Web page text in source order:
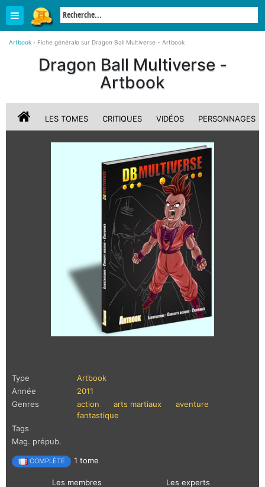
Artbook › Fiche générale sur Dragon Ball Multiverse - Artbook
Dragon Ball Multiverse -
Artbook
LES TOMES CRITIQUES VIDÉOS PERSONNAGES
Type
Artbook
Année
2011
Genres
action arts martiaux
aventure
fantastique
Tags
Mag. prépub.
COMPLÈTE 1 tome
Les membres Les experts